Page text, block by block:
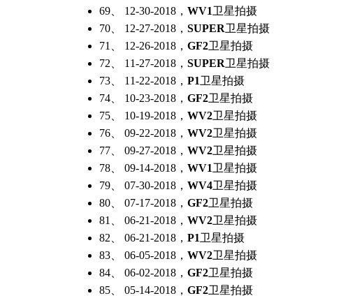
69、 12-30-2018， WV1卫星拍摄
70、 12-27-2018， SUPER卫星拍摄
71、 12-26-2018， GF2卫星拍摄
72、 11-27-2018， SUPER卫星拍摄
73、 11-22-2018， P1卫星拍摄
74、 10-23-2018， GF2卫星拍摄
75、 10-19-2018， WV2卫星拍摄
76、 09-22-2018， WV2卫星拍摄
77、 09-27-2018， WV2卫星拍摄
78、 09-14-2018， WV1卫星拍摄
79、 07-30-2018， WV4卫星拍摄
80、 07-17-2018， GF2卫星拍摄
81、 06-21-2018， WV2卫星拍摄
82、 06-21-2018， P1卫星拍摄
83、 06-05-2018， WV2卫星拍摄
84、 06-02-2018， GF2卫星拍摄
85、 05-14-2018， GF2卫星拍摄